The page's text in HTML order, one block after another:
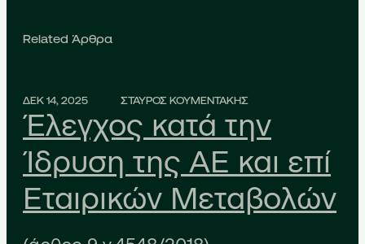
Related Άρθρα
ΔΕΚ 14, 2025 ΣΤΑΥΡΟΣ ΚΟΥΜΕΝΤΑΚΗΣ
Έλεγχος κατά την
Ίδρυση της ΑΕ και επί
Εταιρικών Μεταβολών